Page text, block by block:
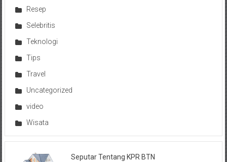
Resep
Selebritis
Teknologi
Tips
Travel
Uncategorized
video
Wisata
Seputar Tentang KPR BTN